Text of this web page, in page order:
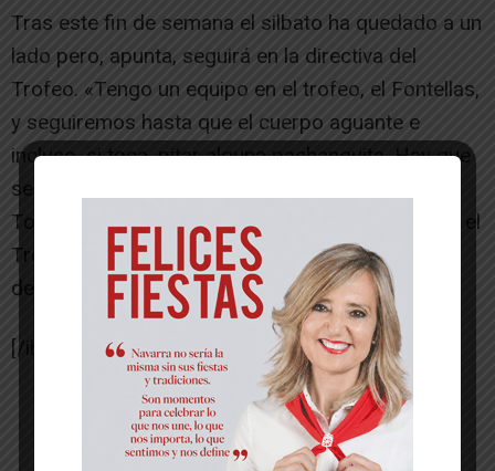
Tras este fin de semana el silbato ha quedado a un
lado pero, apunta, seguirá en la directiva del
Trofeo. «Tengo un equipo en el trofeo, el Fontellas,
y seguiremos hasta que el cuerpo aguante e
incluso, si toca, pitar alguna pachanguita. Hay que
seguir colaborando y que el Trofeo no se pierda.
Todos a los que les gusta el fútbol saben que en el
Trofeo van a tener un lugar para practicar este
deporte», concluye.
[/ihc-hide-content]